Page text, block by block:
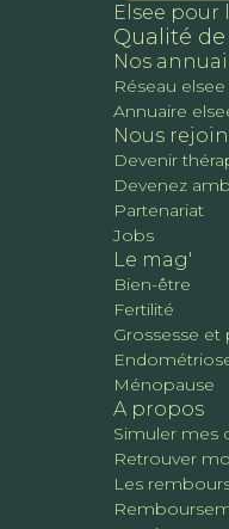
Elsee pour
Qualité de
Nos
Réseau elsee
Annuaire
Nous
Devenir
Devenez
Partenariat
Jobs
Le mag'
Bien-être
Fertilité
Grossesse
Ménopause
A propos
Simuler mes
Retrouver
Les